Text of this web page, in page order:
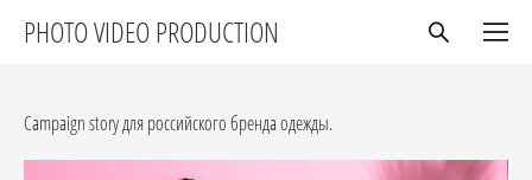
PHOTO VIDEO PRODUCTION
Сampaign story для российского бренда одежды.